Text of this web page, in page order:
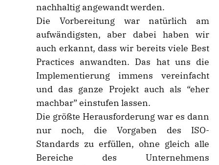
nachhaltig angewandt werden.
Die Vorbereitung war natürlich am
aufwändigsten, aber dabei haben wir
auch erkannt, dass wir bereits viele Best
Practices anwandten. Das hat uns die
Implementierung immens vereinfacht
und das ganze Projekt auch als “eher
machbar” einstufen lassen.
Die größte Herausforderung war es dann
nur noch, die Vorgaben des ISO-
Standards zu erfüllen, ohne gleich alle
Bereiche des Unternehmens